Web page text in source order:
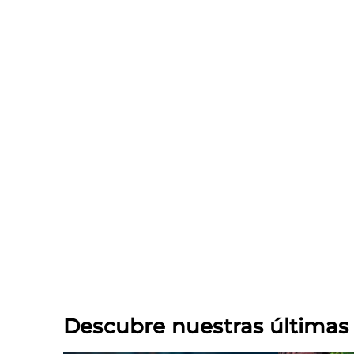
Descubre nuestras